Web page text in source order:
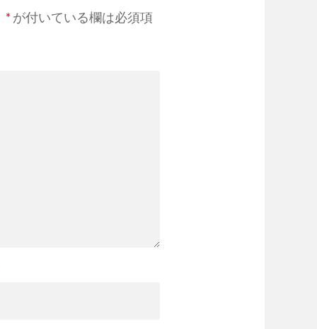
* が付いている欄は必須項